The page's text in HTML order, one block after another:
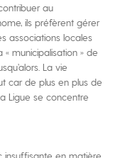
au
ils préfèrent gérer
associations locales
municipalisation » de
La vie
car de plus en plus de
Ligue se concentre